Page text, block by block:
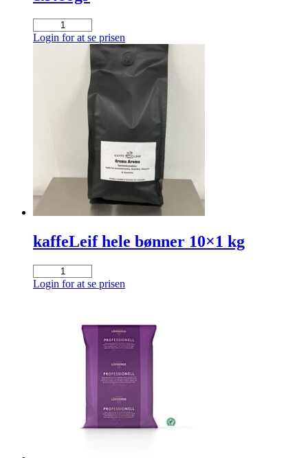
Koffeinfri
fairtrade
Login for at se prisen
kaffeLeif hele bønner 10×1 kg
kaffeLeif
hele
Login for at se prisen